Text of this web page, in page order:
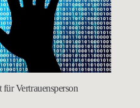
Vertrauensperson